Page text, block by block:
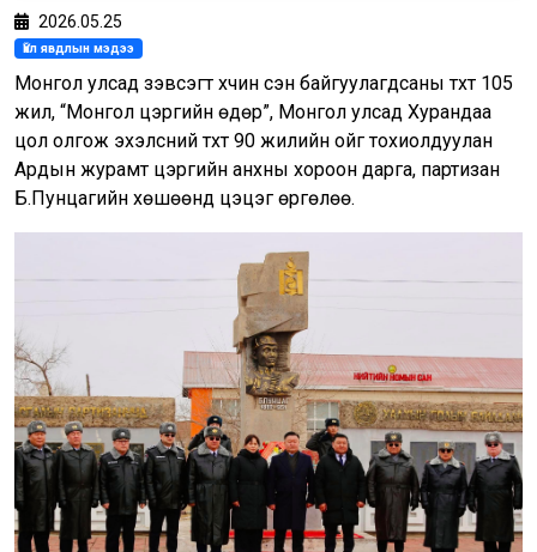
2026.05.25
Үйл явдлын мэдээ
Монгол улсад зэвсэгт хүчин үүсэн байгуулагдсаны түүхт 105
жил, “Монгол цэргийн өдөр”, Монгол улсад Хурандаа
цол олгож эхэлсний түүхт 90 жилийн ойг тохиолдуулан
Ардын журамт цэргийн анхны хороон дарга, партизан
Б.Пунцагийн хөшөөнд цэцэг өргөлөө.